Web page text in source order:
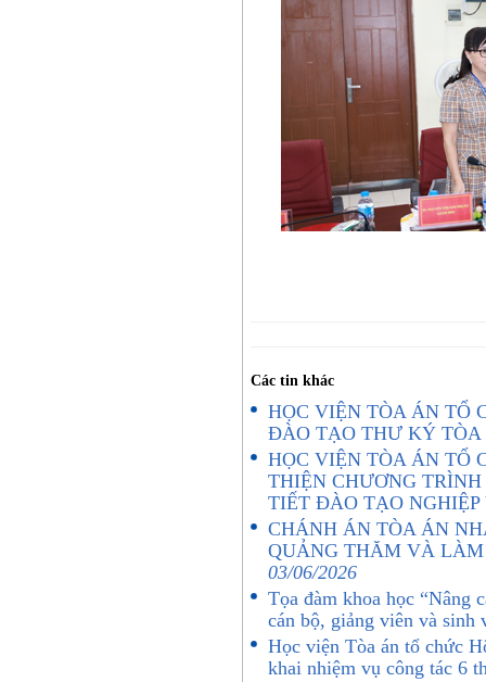
Các tin khác
HỌC VIỆN TÒA ÁN TỔ
ĐÀO TẠO THƯ KÝ
HỌC VIỆN TÒA ÁN TỔ
THIỆN CHƯƠNG
TIẾT ĐÀO TẠO
CHÁNH ÁN TÒA ÁN
QUẢNG THĂM VÀ
03/06/2026
Tọa đàm khoa học “Nâng
cán bộ, giảng viên và
Học viện Tòa án tổ chức
khai nhiệm vụ công tác 6